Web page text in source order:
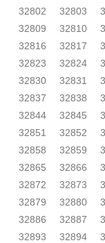
32802
32803
32809
32810
32816
32817
32823
32824
32830
32831
32837
32838
32844
32845
32851
32852
32858
32859
32865
32866
32872
32873
32879
32880
32886
32887
32893
32894